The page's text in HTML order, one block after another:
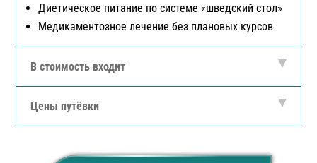
Диетическое питание по системе «шведский стол»
Медикаментозное лечение без плановых курсов
В стоимость входит
Цены путёвки